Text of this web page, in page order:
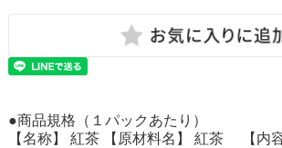
●商品規格（１パックあたり）
【名称】 紅茶 【原材料名】 紅茶 【内